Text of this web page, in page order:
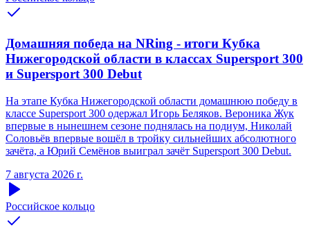
Домашняя победа на NRing - итоги Кубка
Нижегородской области в классах Supersport 300
и Supersport 300 Debut
На этапе Кубка Нижегородской области домашнюю победу в
классе Supersport 300 одержал Игорь Беляков. Вероника Жук
впервые в нынешнем сезоне поднялась на подиум, Николай
Соловьёв впервые вошёл в тройку сильнейших абсолютного
зачёта, а Юрий Семёнов выиграл зачёт Supersport 300 Debut.
7 августа 2026 г.
Российское кольцо